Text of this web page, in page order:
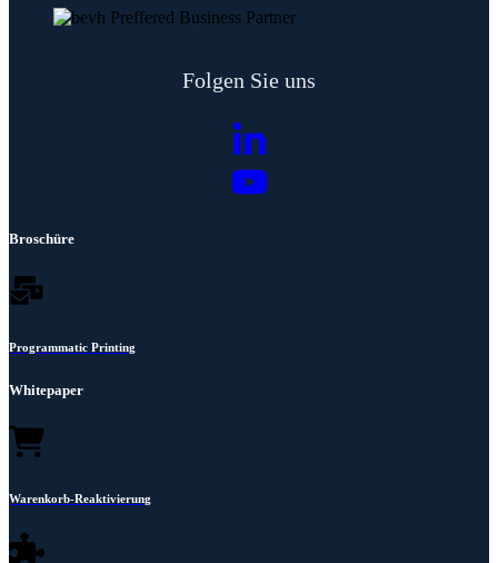
Folgen Sie uns
Broschüre
Programmatic Printing
Whitepaper
Warenkorb-Reaktivierung